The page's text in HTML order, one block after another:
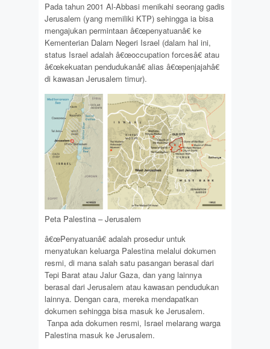
Pada tahun 2001 Al-Abbasi menikahi seorang gadis
Jerusalem (yang memiliki KTP) sehingga ia bisa
mengajukan permintaan â€œpenyatuanâ€ ke
Kementerian Dalam Negeri Israel (dalam hal ini,
status Israel adalah â€œoccupation forcesâ€ atau
â€œkekuatan pendudukanâ€ alias â€œpenjajahâ€
di kawasan Jerusalem timur).
Peta Palestina – Jerusalem
â€œPenyatuanâ€ adalah prosedur untuk
menyatukan keluarga Palestina melalui dokumen
resmi, di mana salah satu pasangan berasal dari
Tepi Barat atau Jalur Gaza, dan yang lainnya
berasal dari Jerusalem atau kawasan pendudukan
lainnya. Dengan cara, mereka mendapatkan
dokumen sehingga bisa masuk ke Jerusalem.
Tanpa ada dokumen resmi, Israel melarang warga
Palestina masuk ke Jerusalem.